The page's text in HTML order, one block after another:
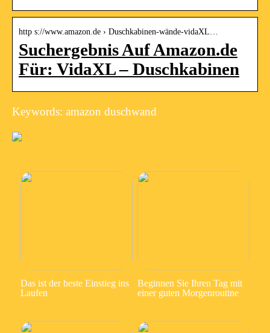
http s://www.amazon.de › Duschkabinen-wände-vidaXL…
Suchergebnis Auf Amazon.de
Für: VidaXL – Duschkabinen
Keywords: amazon duschwand
Das ist der beste Einstieg ins
Laufen
Beginnen Sie Ihren Tag mit
einer guten Morgenroutine